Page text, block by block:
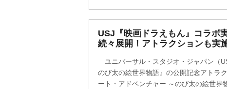
USJ『映画ドラえもん』コラ
続々展開！アトラクションも実
ユニバーサル・スタジオ・ジャパン（
のび太の絵世界物語』の公開記念アトラ
ート・アドベンチャー ～のび太の絵世界